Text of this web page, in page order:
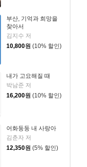
부산, 기억과 희망을
찾아서
김지수 저
10,800원 (10% 할인)
내가 고요해질 때
박남준 저
16,200원 (10% 할인)
어화둥둥 내 사랑아
김춘자 저
12,350원 (5% 할인)